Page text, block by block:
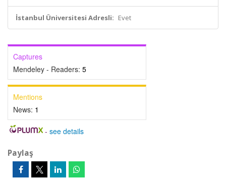
İstanbul Üniversitesi Adresli: Evet
Captures
Mendeley - Readers: 5
Mentions
News: 1
- see details
Paylaş